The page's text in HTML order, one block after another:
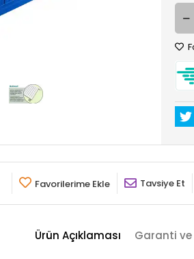
Favorilerime Ekle Tavsiye Et
Ürün Açıklaması Garanti